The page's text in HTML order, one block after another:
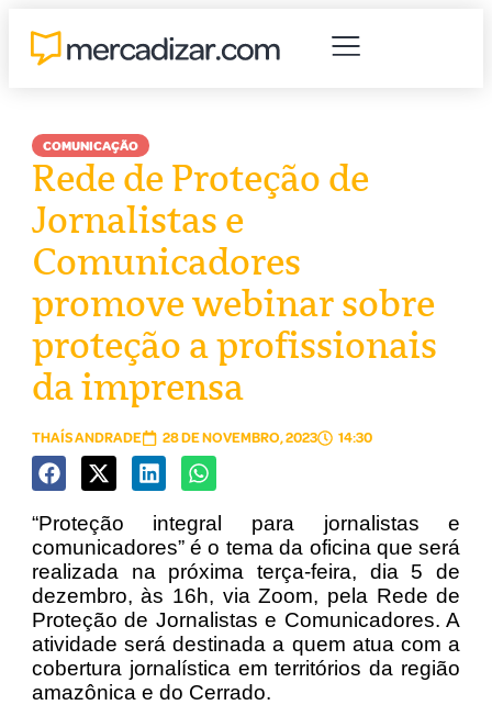
COMUNICAÇÃO
Rede de Proteção de
Jornalistas e
Comunicadores
promove webinar sobre
proteção a profissionais
da imprensa
THAÍS ANDRADE 28 DE NOVEMBRO, 2023 14:30
“Proteção integral para jornalistas e
comunicadores” é o tema da oficina que será
realizada na próxima terça-feira, dia 5 de
dezembro, às 16h, via Zoom, pela Rede de
Proteção de Jornalistas e Comunicadores. A
atividade será destinada a quem atua com a
cobertura jornalística em territórios da região
amazônica e do Cerrado.